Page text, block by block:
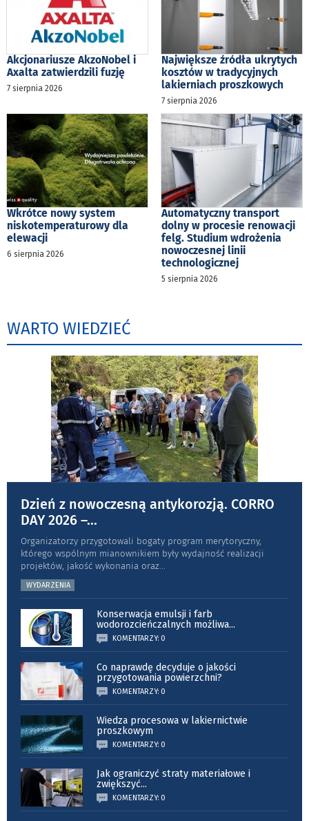
Akcjonariusze AkzoNobel i
Axalta zatwierdzili fuzję
7 sierpnia 2026
Największe źródła ukrytych
kosztów w tradycyjnych
lakierniach proszkowych
7 sierpnia 2026
Wkrótce nowy system
niskotemperaturowy dla
elewacji
6 sierpnia 2026
Automatyczny transport
dolny w procesie renowacji
felg. Studium wdrożenia
nowoczesnej linii
technologicznej
5 sierpnia 2026
WARTO WIEDZIEĆ
Dzień z nowoczesną antykorozją. CORRO
DAY 2026 –...
Organizatorzy przygotowali bogaty program merytoryczny,
którego wspólnym mianownikiem były wydajność realizacji
projektów, jakość wykonania oraz...
WYDARZENIA
Konserwacja emulsji i farb
wodorozcieńczalnych możliwa...
KOMENTARZY: 0
Co naprawdę decyduje o jakości
przygotowania powierzchni?
KOMENTARZY: 0
Wiedza procesowa w lakiernictwie
proszkowym
KOMENTARZY: 0
Jak ograniczyć straty materiałowe i
zwiększyć...
KOMENTARZY: 0